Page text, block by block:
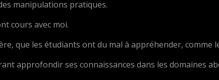
manipulations pratiques.
cours avec moi.
que les étudiants ont du mal à appréhender, comme
approfondir ses connaissances dans les domaines